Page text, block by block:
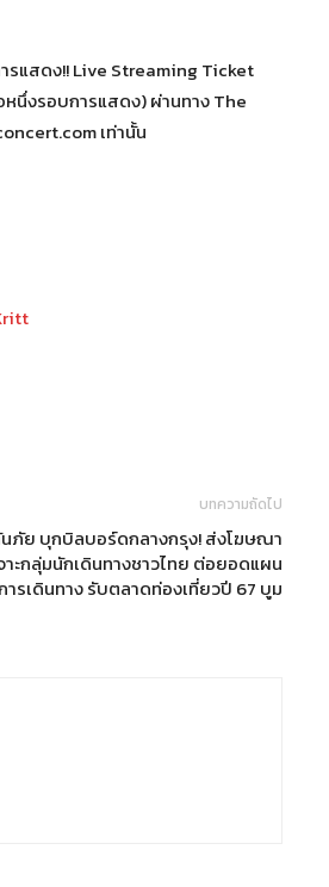
รแสดง!! Live Streaming Ticket
นึ่งรอบการแสดง) ผ่านทาง The
เท่านั้น
บทความถัดไป
นภัย บุกบิลบอร์ดกลางกรุง! ส่งโฆษณา
าะกลุ่มนักเดินทางชาวไทย ต่อยอดแผน
ารเดินทาง รับตลาดท่องเที่ยวปี 67 บูม